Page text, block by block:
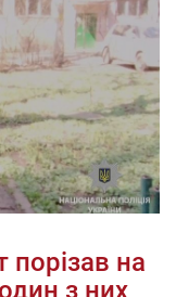
порізав на
з них